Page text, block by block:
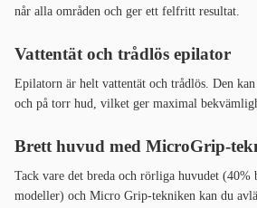
når alla områden och ger ett felfritt resultat.
Vattentät och trådlös epilator
Epilatorn är helt vattentät och trådlös. Den kan
och på torr hud, vilket ger maximal
Brett huvud med MicroGrip-
Tack vare det breda och rörliga huvudet (40%
modeller) och Micro Grip-tekniken kan du